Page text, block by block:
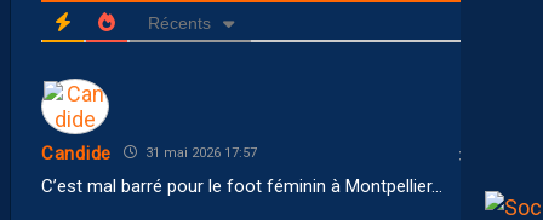
Récents
Candide 31 mai 2026 17:57
C’est mal barré pour le foot féminin à Montpellier…